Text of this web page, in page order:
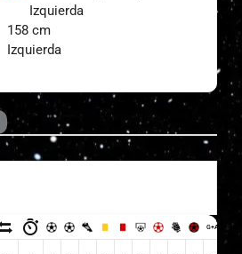
Izquierda
158 cm
Izquierda
G+A